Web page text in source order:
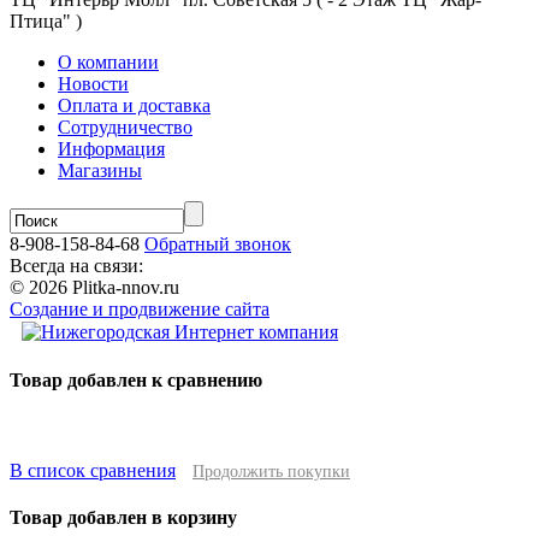
Птица" )
О компании
Новости
Оплата и доставка
Сотрудничество
Информация
Магазины
8-908-158-84-68 Обратный звонок
Всегда на связи:
© 2026 Plitka-nnov.ru
Создание и продвижение сайта
Товар добавлен к сравнению
В список сравнения Продолжить покупки
Товар добавлен в корзину